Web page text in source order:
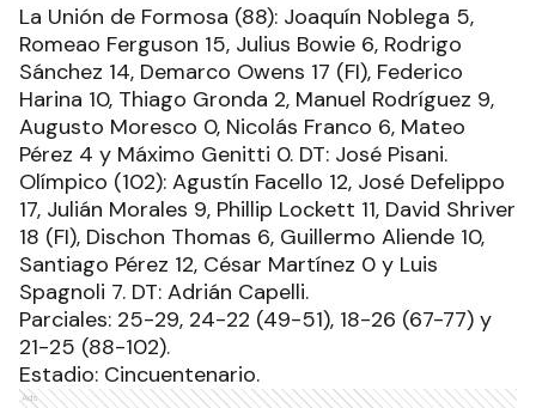
La Unión de Formosa (88): Joaquín Noblega 5,
Romeao Ferguson 15, Julius Bowie 6, Rodrigo
Sánchez 14, Demarco Owens 17 (FI), Federico
Harina 10, Thiago Gronda 2, Manuel Rodríguez 9,
Augusto Moresco 0, Nicolás Franco 6, Mateo
Pérez 4 y Máximo Genitti 0. DT: José Pisani.
Olímpico (102): Agustín Facello 12, José Defelippo
17, Julián Morales 9, Phillip Lockett 11, David Shriver
18 (FI), Dischon Thomas 6, Guillermo Aliende 10,
Santiago Pérez 12, César Martínez 0 y Luis
Spagnoli 7. DT: Adrián Capelli.
Parciales: 25-29, 24-22 (49-51), 18-26 (67-77) y
21-25 (88-102).
Estadio: Cincuentenario.
Ads